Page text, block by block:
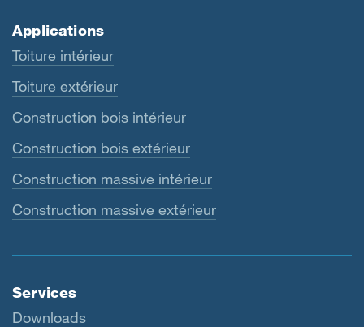
Applications
Toiture intérieur
Toiture extérieur
Construction bois intérieur
Construction bois extérieur
Construction massive intérieur
Construction massive extérieur
Services
Downloads